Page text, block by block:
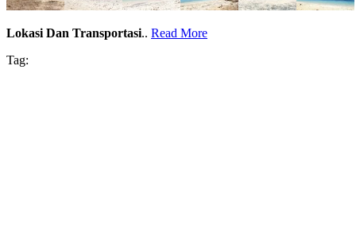
Lokasi Dan Transportasi.. Read More
Tag: